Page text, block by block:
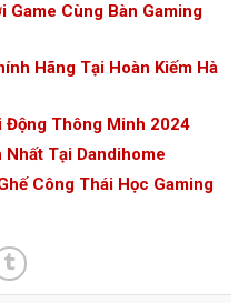
Game Cùng Bàn Gaming
Hãng Tại Hoàn Kiếm Hà
Động Thông Minh 2024
Nhất Tại Dandihome
Công Thái Học Gaming